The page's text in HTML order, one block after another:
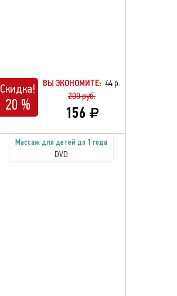
Скидка!
20 %
ВЫ ЭКОНОМИТЕ: 44 р.
200 руб.
156
Массаж для детей до 1 года
DVD